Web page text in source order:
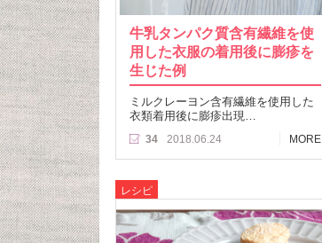
牛乳タンパク質含有繊維を使
用した衣服の着用後に膨疹を
生じた例
ミルクレーヨン含有繊維を使用した
衣類着用後に膨疹出現…
34 2018.06.24 MORE
レシピ